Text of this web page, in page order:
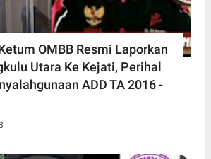
OMBB Resmi Laporkan
Utara Ke Kejati, Perihal
ADD TA 2016 -